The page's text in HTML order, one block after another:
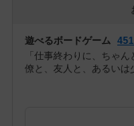
遊べるボードゲーム
「仕事終わりに、ちゃ
僚と、友人と、あるいは